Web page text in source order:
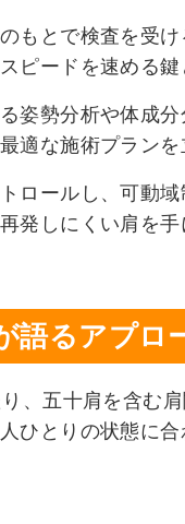
もとで検査を受
ピードを速める鍵
姿勢分析や体成
適な施術プランを
ロールし、可動
発しにくい肩を手
語るアプロ
、五十肩を含む
ひとりの状態に